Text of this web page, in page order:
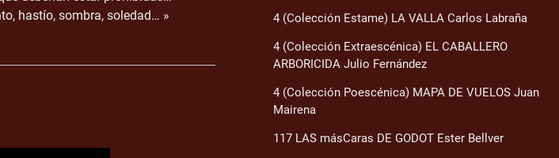
hastío, sombra, soledad… »
4 (Colección Estame) LA VALLA Carlos Labraña
4 (Colección Extraescénica) EL CABALLERO
ARBORICIDA Julio Fernández
4 (Colección Poescénica) MAPA DE VUELOS Juan
Mairena
117 LAS másCaras DE GODOT Ester Bellver